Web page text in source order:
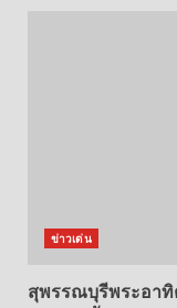
ข่าวเด่น
สุพรรณบุรีพระอาทิ